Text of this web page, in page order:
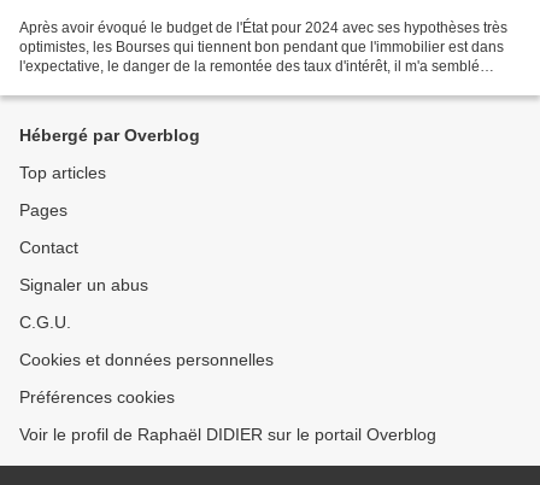
Après avoir évoqué le budget de l'État pour 2024 avec ses hypothèses très
optimistes, les Bourses qui tiennent bon pendant que l'immobilier est dans
l'expectative, le danger de la remontée des taux d'intérêt, il m'a semblé
Hébergé par Overblog
Top articles
Pages
Contact
Signaler un abus
C.G.U.
Cookies et données personnelles
Préférences cookies
Voir le profil de Raphaël DIDIER sur le portail Overblog